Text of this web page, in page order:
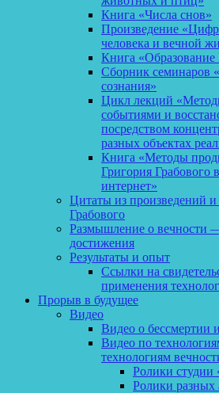
Книга «Числа снов»
Произведение
человека и вечной
Книга «Образование
Сборник семинаров
сознания»
Цикл лекций
событиями и
посредством
разных объектах
Книга «Методы
Григория Грабового
интернет»
Цитаты из произведений
Грабового
Размышление о вечности
достижения
Результаты и опыт
Ссылки на
применения
Прорыв в будущее
Видео
Видео о бессмертии
Видео по
технологиям
Ролики студии
Ролики разных